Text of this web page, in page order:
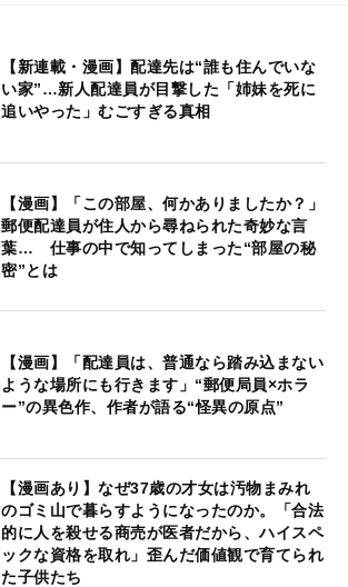
【新連載・漫画】配達先は“誰も住んでいな
い家”…新人配達員が目撃した「姉妹を死に
追いやった」むごすぎる真相
【漫画】「この部屋、何かありましたか？」
郵便配達員が住人から尋ねられた奇妙な言
葉… 仕事の中で知ってしまった“部屋の秘
密”とは
【漫画】「配達員は、普通なら踏み込まない
ような場所にも行きます」“郵便局員×ホラ
ー”の異色作、作者が語る“怪異の原点”
【漫画あり】なぜ37歳の才女は汚物まみれ
のゴミ山で暮らすようになったのか。「合法
的に人を殺せる商売が医者だから、ハイスペ
ックな資格を取れ」歪んだ価値観で育てられ
た子供たち